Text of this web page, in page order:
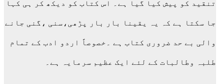
تنقید کو پیش کیا گیا ہے۔ اس کتاب کو دیکھ کر ہی کہا
جا سکتا ہے کہ یہ یقینا بار بار پڑھی،سنی ،گنی جانے
والی بے حد ضروری کتاب ہے ۔خصوصاً اردو ادب کے تمام
طلبہ وطالبات کے لئے ایک عظیم سرمایہ ہے۔